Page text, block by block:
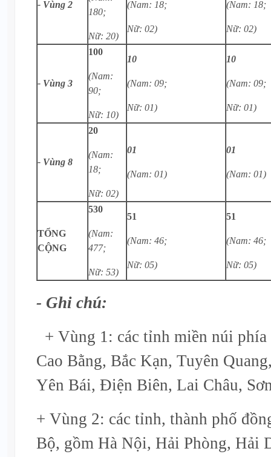
- Vùng 2
180;
Nữ: 20)
(Nam: 18;
Nữ: 02)
(Nam: 18;
Nữ: 02)
- Vùng 3
100
(Nam:
90;
Nữ: 10)
10
(Nam: 09;
Nữ: 01)
10
(Nam: 09;
Nữ: 01)
- Vùng 8
20
(Nam:
18;
Nữ: 02)
01
(Nam: 01)
01
(Nam: 01)
TỔNG
CỘNG
530
(Nam:
477;
Nữ: 53)
51
(Nam: 46;
Nữ: 05)
51
(Nam: 46;
Nữ: 05)
- Ghi chú:
+ Vùng 1: các tỉnh miền núi
Cao Bằng, Bắc Kạn, Tuyên
Yên Bái, Điện Biên, Lai Châu,
+ Vùng 2: các tỉnh, thành phố
Bộ, gồm Hà Nội, Hải Phòng, Hải